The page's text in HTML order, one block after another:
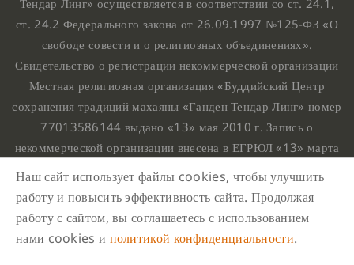
ст. 24.2 Федерального закона от 26.09.1997 №125-ФЗ «О
свободе совести и о религиозных объединениях».
Свидетельство о регистрации некоммерческой организации
Местная религиозная организация «Буддийский Центр
сохранения традиций махаяны «Ганден Тендар Линг» номер
77013586144 выдано «13» мая 2010 г. Запись о
некоммерческой организации внесена в ЕГРЮЛ «13» марта
номером 1107799015708.
Ганден Тендар Линг © 2020 Все права защищены
Наш адрес : г. Москва, Нахимовский проспект, 32. Этаж
10, каб.1023,
Наш сайт использует файлы cookies, чтобы улучшить
работу и повысить эффективность сайта. Продолжая
работу с сайтом, вы соглашаетесь с использованием
нами cookies и политикой конфиденциальности.